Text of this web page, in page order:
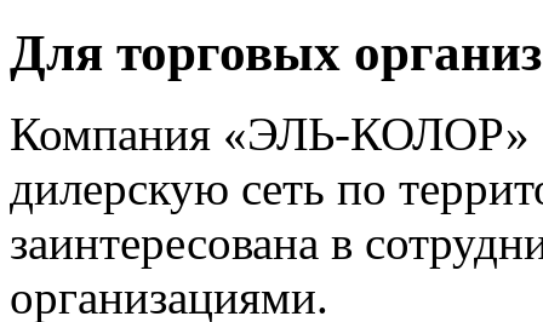
Для торговых
Компания «ЭЛЬ-КОЛОР»
дилерскую сеть по
заинтересована в
организациями.